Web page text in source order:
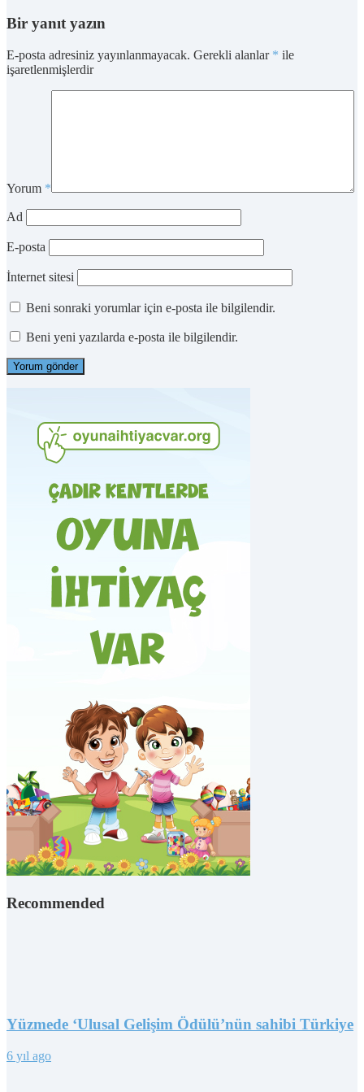
Bir yanıt yazın
E-posta adresiniz yayınlanmayacak. Gerekli alanlar * ile
işaretlenmişlerdir
Yorum *
Ad
E-posta
İnternet sitesi
Beni sonraki yorumlar için e-posta ile bilgilendir.
Beni yeni yazılarda e-posta ile bilgilendir.
Recommended
Yüzmede ‘Ulusal Gelişim Ödülü’nün sahibi Türkiye
6 yıl ago